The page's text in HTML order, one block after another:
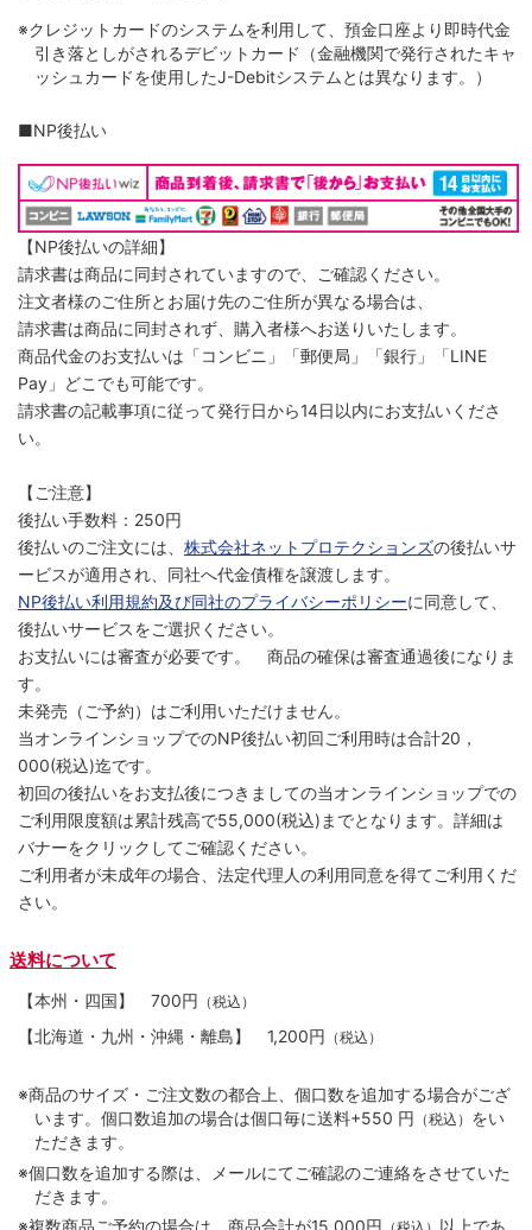
※クレジットカードのシステムを利用して、預金口座より即時代金
引き落としがされるデビットカード（金融機関で発行されたキャ
ッシュカードを使用したJ-Debitシステムとは異なります。）
■NP後払い
【NP後払いの詳細】
請求書は商品に同封されていますので、ご確認ください。
注文者様のご住所とお届け先のご住所が異なる場合は、
請求書は商品に同封されず、購入者様へお送りいたします。
商品代金のお支払いは「コンビニ」「郵便局」「銀行」「LINE
Pay」どこでも可能です。
請求書の記載事項に従って発行日から14日以内にお支払いくださ
い。
【ご注意】
後払い手数料：250円
後払いのご注文には、 株式会社ネットプロテクションズの後払いサ
ービスが適用され、同社へ代金債権を譲渡します。
NP後払い利用規約及び同社のプライバシーポリシーに同意して、
後払いサービスをご選択ください。
お支払いには審査が必要です。 商品の確保は審査通過後になりま
す。
未発売（ご予約）はご利用いただけません。
当オンラインショップでのNP後払い初回ご利用時は合計20，
000(税込)迄です。
初回の後払いをお支払後につきましての当オンラインショップでの
ご利用限度額は累計残高で55,000(税込)までとなります。詳細は
バナーをクリックしてご確認ください。
ご利用者が未成年の場合、法定代理人の利用同意を得てご利用くだ
さい。
送料について
【本州・四国】 700円 （税込）
【北海道・九州・沖縄・離島】 1,200円 （税込）
※商品のサイズ・ご注文数の都合上、個口数を追加する場合がござ
います。個口数追加の場合は個口毎に送料+550 円 （税込） をい
ただきます。
※個口数を追加する際は、メールにてご確認のご連絡をさせていた
だきます。